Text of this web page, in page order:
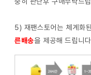
5) 재팬스토어는 체계화
른배송을 제공해 드립니